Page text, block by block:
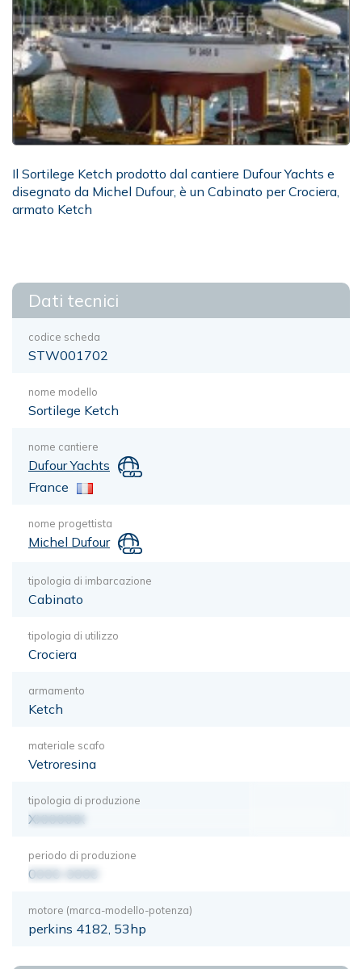
Il Sortilege Ketch prodotto dal cantiere Dufour Yachts e
disegnato da Michel Dufour, è un Cabinato per Crociera,
armato Ketch
Dati tecnici
codice scheda
STW001702
nome modello
Sortilege Ketch
nome cantiere
Dufour Yachts
France
nome progettista
Michel Dufour
tipologia di imbarcazione
Cabinato
tipologia di utilizzo
Crociera
armamento
Ketch
materiale scafo
Vetroresina
tipologia di produzione
XXXXXXX
periodo di produzione
0000-0000
motore (marca-modello-potenza)
perkins 4182, 53hp